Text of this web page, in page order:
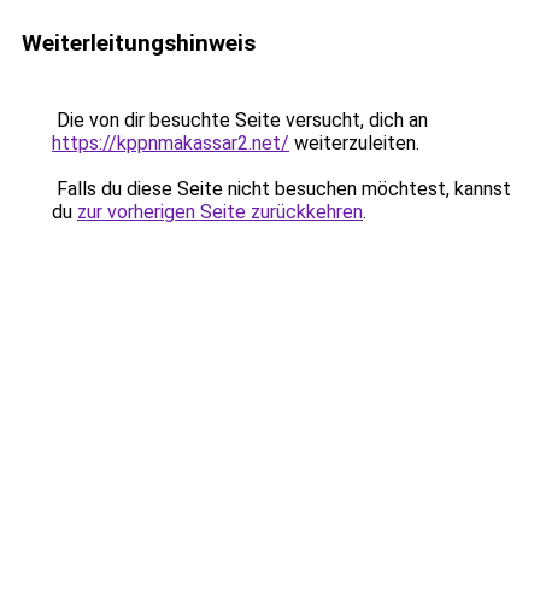
Weiterleitungshinweis
Die von dir besuchte Seite versucht, dich an
https://kppnmakassar2.net/ weiterzuleiten.
Falls du diese Seite nicht besuchen möchtest, kannst
du zur vorherigen Seite zurückkehren.